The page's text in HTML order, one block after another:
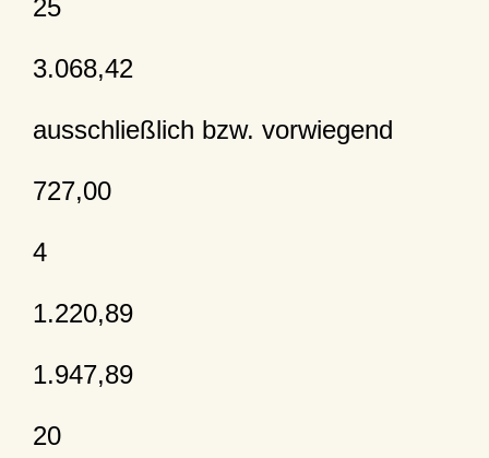
25
3.068,42
ausschließlich bzw. vorwiegend
727,00
4
1.220,89
1.947,89
20